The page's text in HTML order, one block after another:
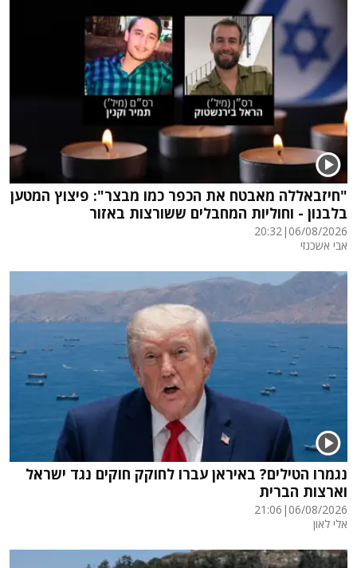
"חיזבאללה מאבטח את הכפר כמו מבצר": פיצוץ המטען
בלבנון - וחוליות המחבלים ששורצות באזור
06/08/2026
|
20:32
אבי אשכנזי
נגמרו הטילים? באיראן עברו לחוקק חוקים נגד ישראל
וארצות הברית
06/08/2026
|
21:06
אלי לאון